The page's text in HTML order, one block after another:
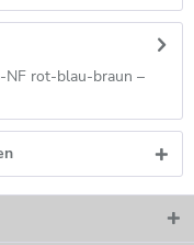
NF rot-blau-braun –